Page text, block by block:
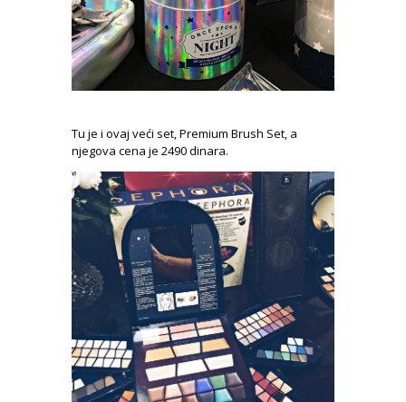
Tu je i ovaj veći set, Premium Brush Set, a
njegova cena je 2490 dinara.